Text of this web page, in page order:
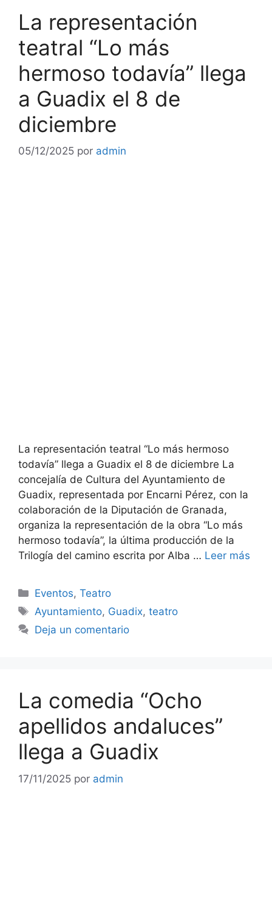
La representación
teatral “Lo más
hermoso todavía” llega
a Guadix el 8 de
diciembre
05/12/2025 por admin
La representación teatral “Lo más hermoso
todavía” llega a Guadix el 8 de diciembre La
concejalía de Cultura del Ayuntamiento de
Guadix, representada por Encarni Pérez, con la
colaboración de la Diputación de Granada,
organiza la representación de la obra “Lo más
hermoso todavía”, la última producción de la
Trilogía del camino escrita por Alba … Leer más
Categorías
Eventos,Teatro
Etiquetas
Ayuntamiento, Guadix,teatro
Deja un comentario
La comedia “Ocho
apellidos andaluces”
llega a Guadix
17/11/2025 por admin